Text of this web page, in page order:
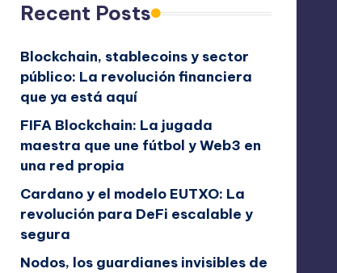
Recent Posts
Blockchain, stablecoins y sector
público: La revolución financiera
que ya está aquí
FIFA Blockchain: La jugada
maestra que une fútbol y Web3 en
una red propia
Cardano y el modelo EUTXO: La
revolución para DeFi escalable y
segura
Nodos, los guardianes invisibles de